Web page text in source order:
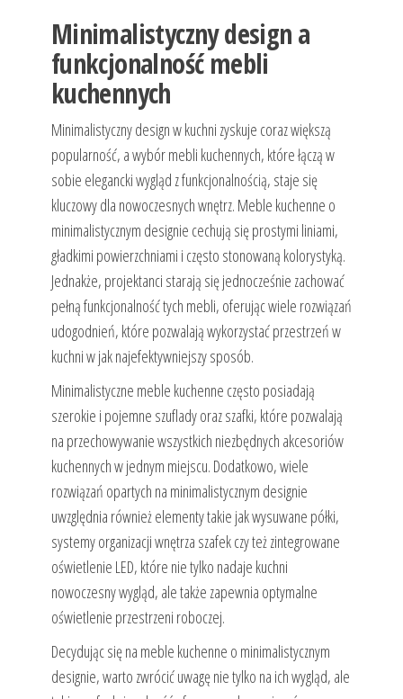
Minimalistyczny design a
funkcjonalność mebli
kuchennych
Minimalistyczny design w kuchni zyskuje coraz większą
popularność, a wybór mebli kuchennych, które łączą w
sobie elegancki wygląd z funkcjonalnością, staje się
kluczowy dla nowoczesnych wnętrz. Meble kuchenne o
minimalistycznym designie cechują się prostymi liniami,
gładkimi powierzchniami i często stonowaną kolorystyką.
Jednakże, projektanci starają się jednocześnie zachować
pełną funkcjonalność tych mebli, oferując wiele rozwiązań
udogodnień, które pozwalają wykorzystać przestrzeń w
kuchni w jak najefektywniejszy sposób.
Minimalistyczne meble kuchenne często posiadają
szerokie i pojemne szuflady oraz szafki, które pozwalają
na przechowywanie wszystkich niezbędnych akcesoriów
kuchennych w jednym miejscu. Dodatkowo, wiele
rozwiązań opartych na minimalistycznym designie
uwzględnia również elementy takie jak wysuwane półki,
systemy organizacji wnętrza szafek czy też zintegrowane
oświetlenie LED, które nie tylko nadaje kuchni
nowoczesny wygląd, ale także zapewnia optymalne
oświetlenie przestrzeni roboczej.
Decydując się na meble kuchenne o minimalistycznym
designie, warto zwrócić uwagę nie tylko na ich wygląd, ale